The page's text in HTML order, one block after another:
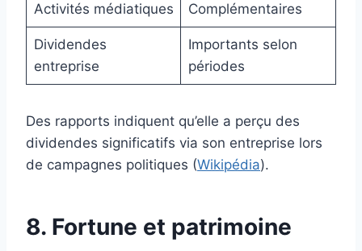
Activités médiatiques Complémentaires
Dividendes
entreprise
Importants selon
périodes
Des rapports indiquent qu’elle a perçu des
dividendes significatifs via son entreprise lors
de campagnes politiques (Wikipédia).
8. Fortune et patrimoine